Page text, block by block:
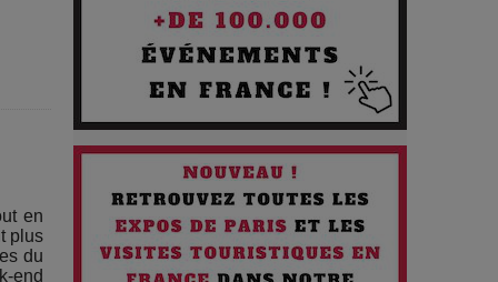
en
plus
du
end
Les Enfants vont bien : Quand
la disparition devient un acte de
survie
Comment Prendre Soin de sa
Santé quand on Roule toute la
Journée